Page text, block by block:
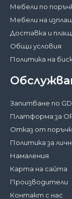
Мебели по
Мебели на
Доставка и
Общи условия
Политика на
Запитване по
Платформа за
Отказ от
Политика за
Намаления
Карта на сайта
Производители
Контакт с нас